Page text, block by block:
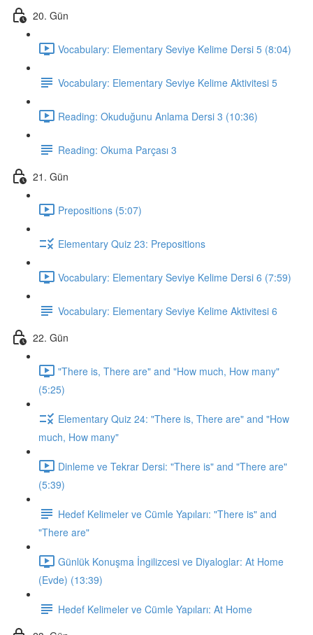
20. Gün
Vocabulary: Elementary Seviye Kelime Dersi 5 (8:04)
Vocabulary: Elementary Seviye Kelime Aktivitesi 5
Reading: Okuduğunu Anlama Dersi 3 (10:36)
Reading: Okuma Parçası 3
21. Gün
Prepositions (5:07)
Elementary Quiz 23: Prepositions
Vocabulary: Elementary Seviye Kelime Dersi 6 (7:59)
Vocabulary: Elementary Seviye Kelime Aktivitesi 6
22. Gün
"There is, There are" and "How much, How many"
(5:25)
Elementary Quiz 24: "There is, There are" and "How
much, How many"
Dinleme ve Tekrar Dersi: "There is" and "There are"
(5:39)
Hedef Kelimeler ve Cümle Yapıları: "There is" and
"There are"
Günlük Konuşma İngilizcesi ve Diyaloglar: At Home
(Evde) (13:39)
Hedef Kelimeler ve Cümle Yapıları: At Home